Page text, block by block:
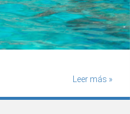
Leer más »